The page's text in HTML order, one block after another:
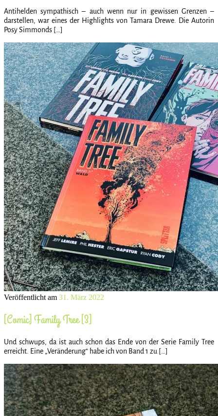
Antihelden sympathisch – auch wenn nur in gewissen Grenzen –
darstellen, war eines der Highlights von Tamara Drewe. Die Autorin
Posy Simmonds […]
Veröffentlicht am 31. März 2022
[Comic] Family Tree [3]
Und schwups, da ist auch schon das Ende von der Serie Family Tree
erreicht. Eine „Veränderung“ habe ich von Band 1 zu […]